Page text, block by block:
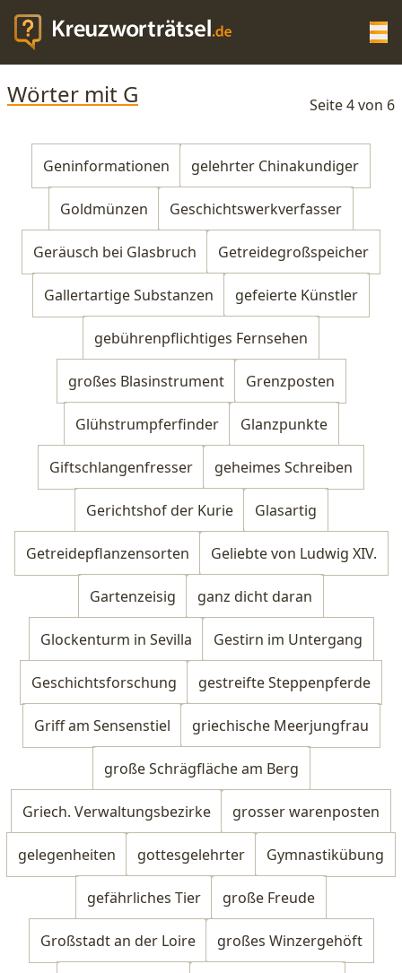
KREUZWORTRÄTSEL-HILFE
ANAGRAMM-GENERATOR
WORTLISTE
Wörter mit G Seite 4 von 6
Geninformationen gelehrter Chinakundiger
Goldmünzen Geschichtswerkverfasser
Geräusch bei Glasbruch Getreidegroßspeicher
Gallertartige Substanzen gefeierte Künstler
gebührenpflichtiges Fernsehen
großes Blasinstrument Grenzposten
Glühstrumpferfinder Glanzpunkte
Giftschlangenfresser geheimes Schreiben
Gerichtshof der Kurie Glasartig
Getreidepflanzensorten Geliebte von Ludwig XIV.
Gartenzeisig ganz dicht daran
Glockenturm in Sevilla Gestirn im Untergang
Geschichtsforschung gestreifte Steppenpferde
Griff am Sensenstiel griechische Meerjungfrau
große Schrägfläche am Berg
Griech. Verwaltungsbezirke grosser warenposten
gelegenheiten gottesgelehrter Gymnastikübung
gefährliches Tier große Freude
Großstadt an der Loire großes Winzergehöft